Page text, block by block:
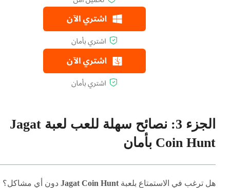
الجزء 3: نصائح سهلة للعب لعبة Jagat
Coin Hunt بأمان
هل ترغب في الاستمتاع بلعبة Jagat Coin Hunt دون أي مشاكل؟